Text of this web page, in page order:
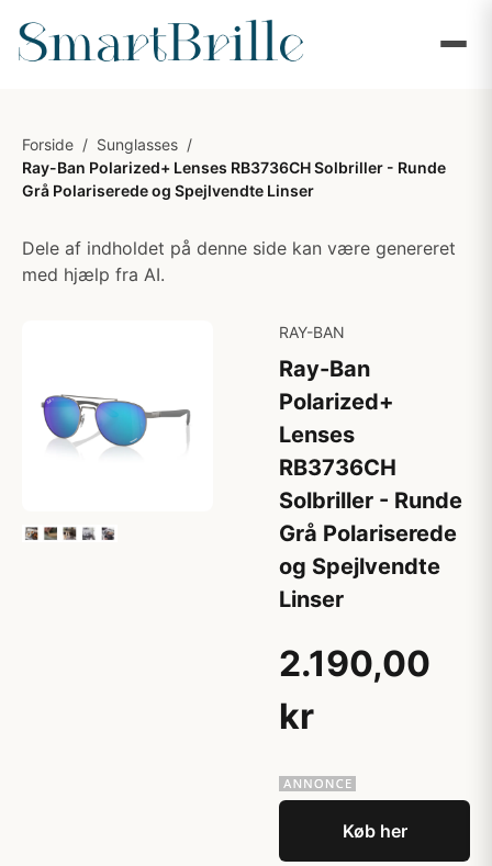
Forside / Sunglasses /
Ray-Ban Polarized+ Lenses RB3736CH Solbriller - Runde
Grå Polariserede og Spejlvendte Linser
Dele af indholdet på denne side kan være genereret
med hjælp fra AI.
RAY-BAN
Ray-Ban
Polarized+
Lenses
RB3736CH
Solbriller - Runde
Grå Polariserede
og Spejlvendte
Linser
2.190,00
kr
Køb her